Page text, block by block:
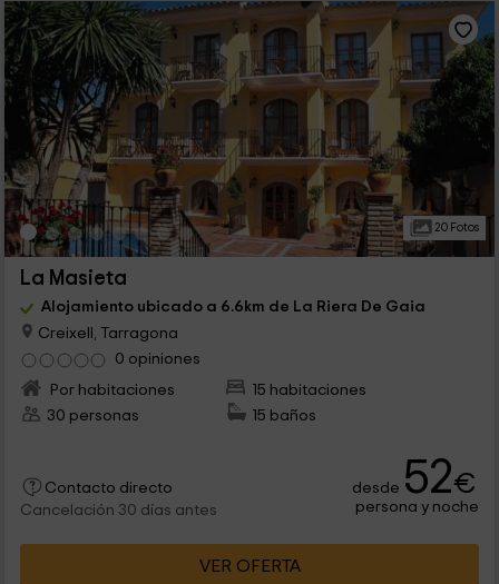
20 Fotos
La Masieta
Alojamiento ubicado a 6.6km de La Riera De Gaia
Creixell, Tarragona
0 opiniones
Por habitaciones
15 habitaciones
30 personas
15 baños
Contacto directo
Cancelación 30 días antes
desde 52€
persona y noche
VER OFERTA